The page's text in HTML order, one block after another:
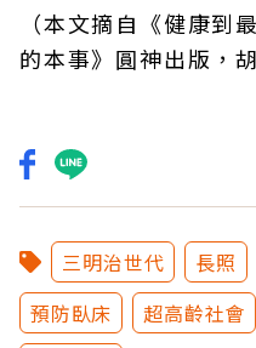
（本文摘自 《健康到
的本事》圓神出版，
三明治世代 長照
預防臥床
超高齡社會